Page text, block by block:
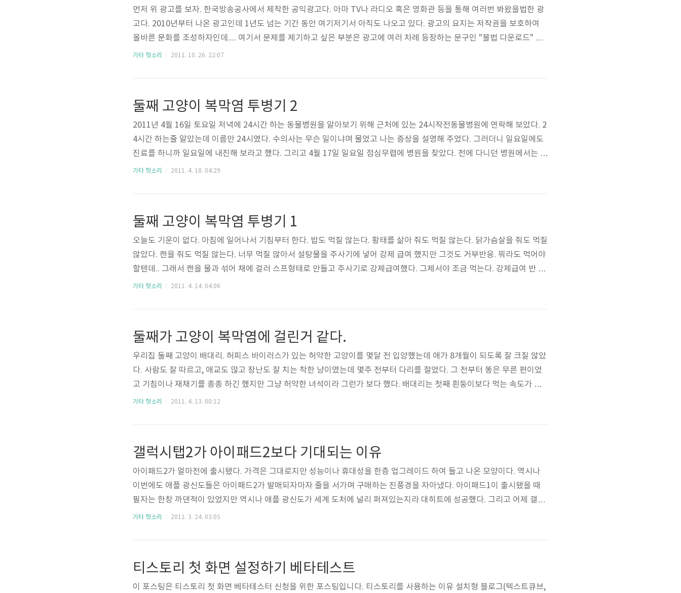
먼저 위 광고를 보자. 한국방송공사에서 제작한 공익광고다. 아마 TV나 라디오 혹은 영화관 등을 통해 여러번 봐왔을법한 광
고다. 2010년부터 나온 광고인데 1년도 넘는 기간 동안 여기저기서 아직도 나오고 있다. 광고의 요지는 저작권을 보호하여
올바른 문화를 조성하자인데.... 여기서 문제를 제기하고 싶은 부분은 광고에 여러 차례 등장하는 문구인 "불법 다운로드" 부
분이다. 왜냐하면 다운로드 자체에는 "불법"이 성립될 수 없기 때문이다. 일단 다운로드 행위에 대해 감시하는 것 부터가 현
기타 헛소리 2011. 10. 26. 22:07
둘째 고양이 복막염 투병기 2
2011년 4월 16일 토요일 저녁에 24시간 하는 동물병원을 알아보기 위해 근처에 있는 24시작전동물병원에 연락해 보았다. 2
4시간 하는줄 알았는데 이름만 24시였다. 수의사는 무슨 일이냐며 물었고 나는 증상을 설명해 주었다. 그러더니 일요일에도
진료를 하니까 일요일에 내진해 보라고 했다. 그리고 4월 17일 일요일 점심무렵에 병원을 찾았다. 전에 다니던 병원에서는 초
음파 검사와 임상 진단 등을 통해 검사를 했지만 이번에는 피검사를 포함해 여러 검사를 했다. 여러 객관적인 수치가 현재 좋
기타 헛소리 2011. 4. 18. 04:29
둘째 고양이 복막염 투병기 1
오늘도 기운이 없다. 아침에 일어나서 기침부터 한다. 밥도 먹질 않는다. 황태를 삶아 줘도 먹질 않는다. 닭가슴살을 줘도 먹질
않았다. 캔을 줘도 먹질 않는다. 너무 먹질 않아서 설탕물을 주사기에 넣어 강제 급여 했지만 그것도 거부반응. 뭐라도 먹어야
할텐데.. 그래서 캔을 물과 섞어 채에 걸러 스프형태로 만들고 주사기로 강제급여했다. 그제서야 조금 먹는다. 강제급여 반 자
의 반. 이제는 인터넷 검색을 할 엄두도 자신도, 거기에서 얻을 것도 없다. 하루종일 누워있다. 어제 거의 못 잤는지 계속 잠만
기타 헛소리 2011. 4. 14. 04:06
둘째가 고양이 복막염에 걸린거 같다.
우리집 둘째 고양이 배대리. 허피스 바이러스가 있는 허약한 고양이를 몇달 전 입양했는데 애가 8개월이 되도록 잘 크질 않았
다. 사람도 잘 따르고, 애교도 많고 장난도 잘 치는 착한 냥이였는데 몇주 전부터 다리를 절었다. 그 전부터 똥은 무른 편이었
고 기침이나 재채기를 종종 하긴 했지만 그냥 허약한 녀석이라 그런가 보다 했다. 배대리는 첫째 흰둥이보다 먹는 속도가 뎌
뎠다. 그래서 따로 먹이를 주곤 했는데 며칠 전부터는 사료도 잘 먹질 않았다. 그리고 어제 뒤에서 보니 덩치가 좀 커져 있길래
기타 헛소리 2011. 4. 13. 00:12
갤럭시탭2가 아이패드2보다 기대되는 이유
아이패드2가 얼마전에 출시됐다. 가격은 그대로지만 성능이나 휴대성을 한층 업그레이드 하여 들고 나온 모양이다. 역시나
이번에도 애플 광신도들은 아이패드2가 발매되자마자 줄을 서가며 구매하는 진풍경을 자아냈다. 아이패드1이 출시됐을 때
필자는 한창 까댄적이 있었지만 역시나 애플 광신도가 세계 도처에 널리 퍼져있는지라 대히트에 성공했다. 그리고 어제 갤럭
시탭2의 상세 사양과 가격 등이 공개됐다. 갤럭시탭1과 갤럭시탭2는 아이패드1과 2의 차이보다 훨씬 많은 차이가 있다. 갤럭
기타 헛소리 2011. 3. 24. 03:05
티스토리 첫 화면 설정하기 베타테스트
이 포스팅은 티스토리 첫 화면 베타테스터 신청을 위한 포스팅입니다. 티스토리를 사용하는 이유 설치형 블로그(텍스트큐브,